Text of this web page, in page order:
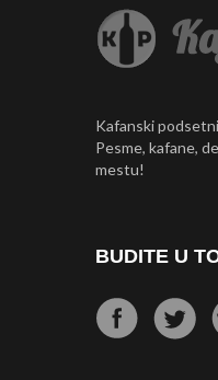
Kafanski
Pesme, kafane,
mestu!
BUDITE U